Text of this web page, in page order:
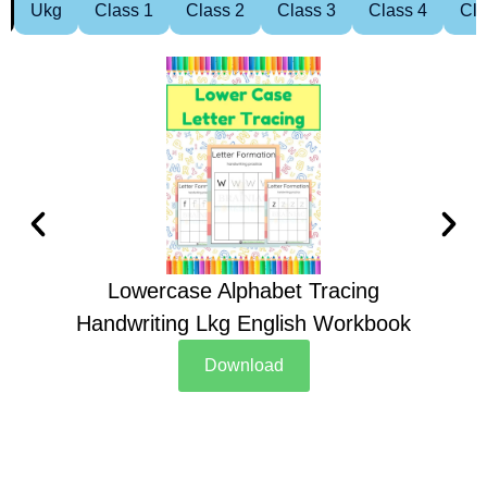
Ukg Class 1 Class 2 Class 3 Class 4
Lowercase Alphabet Tracing
Handwriting Lkg English Workbook
Download